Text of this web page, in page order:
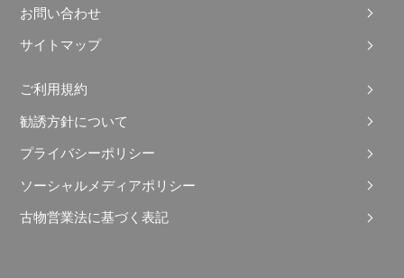
お問い合わせ
サイトマップ
ご利用規約
勧誘方針について
プライバシーポリシー
ソーシャルメディアポリシー
古物営業法に基づく表記